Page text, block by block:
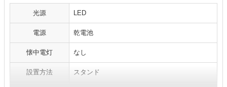
光源 LED
電源 乾電池
懐中電灯 なし
設置方法 スタンド